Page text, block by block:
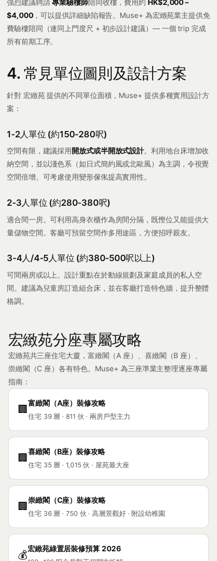
強烈建議聘請專業驗樓師陪同收樓，費用約 HK$2,000 –
$4,000，可以提供詳細缺陷報告。Muse+ 為宏緻苑業主提供免
費驗樓陪同（連同上門度尺 + 初步設計建議）— 一個 trip 完成
所有前期工序。
4. 常見單位圖則及設計方案
針對 宏緻苑 提供的不同單位面積，Muse+ 提供多種實用設計方
案：
1-2人單位 (約150-280呎)
空間有限，建議採用 開放式或半開放式設計。利用地台床增加收
納空間，並以淺色系（如日式簡約風或北歐風）為主調，令視覺
空間倍增。可考慮使用變形傢俬提高實用性。
2-3人單位 (約280-380呎)
適合間一房。可利用高身衣櫃作為房間分隔，既慳位又能提供大
量儲物空間。客廳可預留空間作多用途區，方便招呼親友。
3-4人/4-5人單位 (約380-500呎以上)
可間兩房或以上。設計重點在於動線規劃及家庭成員的私人空
間。建議為兒童房訂造組合床，並在客廳打造特色牆，提升整體
格調。
宏緻苑分座專屬攻略
宏緻苑共三座住宅大廈，富緻閣（A 座）、喜緻閣（B 座）、
崇緻閣（C 座）各有特色。Muse+ 為三座準業主整理逐座專屬
指南：
🏢
富緻閣（A座）裝修攻略
住宅 39 層 · 811 伙 · 兩房戶型主力
🏢
喜緻閣（B座）裝修攻略
住宅 35 層 · 1,015 伙 · 屋苑最大座
🏢
崇緻閣（C座）裝修攻略
住宅 36 層 · 750 伙 · 高層景觀好 · 附設幼稚園
💰
宏緻苑綠置居裝修預算 2026